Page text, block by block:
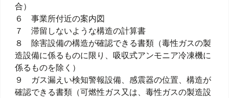
合）
６ 事業所付近の案内図
７ 滞留しないような構造の計算書
８ 除害設備の構造が確認できる書類（毒性ガスの製
造設備に係るものに限り、吸収式アンモニア冷凍機に
係るものを除く）
９ ガス漏えい検知警報設備、感震器の位置、構造が
確認できる書類（可燃性ガス又は、毒性ガスの製造設